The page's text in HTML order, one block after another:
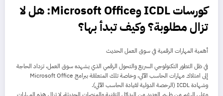
كورسات ICDL وMicrosoft Office: هل لا
تزال مطلوبة؟ وكيف تبدأ بها؟
أهمية المهارات الرقمية في سوق العمل الحديث
في ظل التطور التكنولوجي السريع والتحول الرقمي الذي يشهده سوق العمل، تزداد الحاجة
إلى امتلاك مهارات الحاسب الآلي، وخاصة تلك المتعلقة ببرامج Microsoft Office
وشهادة ICDL (الرخصة الدولية لقيادة الحاسب الآلي).